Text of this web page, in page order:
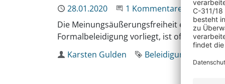
Publiziert
28.01.2020 An der Unterhaltung
1 Kommentare
Die Meinungsäußerungsfreiheit endet, wo
Formalbeleidigung vorliegt, ist oft schwierig.
Autor
Karsten Gulden Schlagworte
Beleidigung